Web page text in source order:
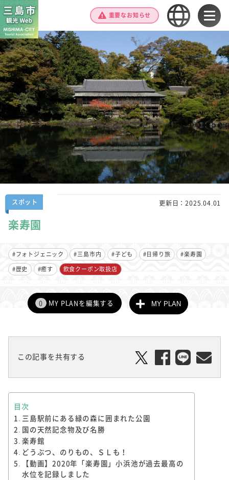
重要なお知らせ
スポット 更新日：2025.04.01
楽寿園
#フォトジェニック #三島市内 #子ども #日帰り旅
#楽寿園
#歴史
#癒す 飲食クーポン取扱店
MY PLAN
0 MY PLANを編集する
この記事を共有する
目次
三島駅前にある緑の森に囲まれた公園
国の天然記念物及び名勝
楽寿館
どうぶつ、のりもの、ＳＬも！
【動画】2020年「楽寿園」小浜池が過去最高の
水位を記録しました